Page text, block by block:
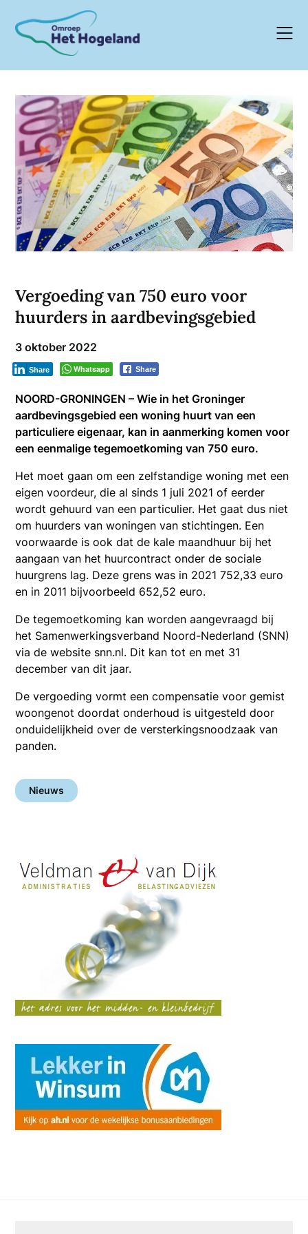
content
Vergoeding van 750 euro voor
huurders in aardbevingsgebied
3 oktober 2022
Whatsapp Share
Share
NOORD-GRONINGEN – Wie in het Groninger
aardbevingsgebied een woning huurt van een
particuliere eigenaar, kan in aanmerking komen voor
een eenmalige tegemoetkoming van 750 euro.
Het moet gaan om een zelfstandige woning met een
eigen voordeur, die al sinds 1 juli 2021 of eerder
wordt gehuurd van een particulier. Het gaat dus niet
om huurders van woningen van stichtingen. Een
voorwaarde is ook dat de kale maandhuur bij het
aangaan van het huurcontract onder de sociale
huurgrens lag. Deze grens was in 2021 752,33 euro
en in 2011 bijvoorbeeld 652,52 euro.
De tegemoetkoming kan worden aangevraagd bij
het Samenwerkingsverband Noord-Nederland (SNN)
via de website snn.nl. Dit kan tot en met 31
december van dit jaar.
De vergoeding vormt een compensatie voor gemist
woongenot doordat onderhoud is uitgesteld door
onduidelijkheid over de versterkingsnoodzaak van
panden.
Nieuws